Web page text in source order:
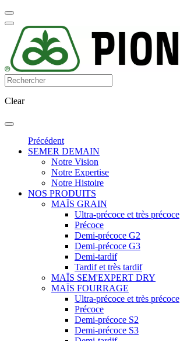
Clear
Précédent
SEMER DEMAIN
Notre Vision
Notre Expertise
Notre Histoire
NOS PRODUITS
MAÏS GRAIN
Ultra-précoce et très précoce
Précoce
Demi-précoce G2
Demi-précoce G3
Demi-tardif
Tardif et très tardif
MAÏS SEM'EXPERT DRY
MAÏS FOURRAGE
Ultra-précoce et très précoce
Précoce
Demi-précoce S2
Demi-précoce S3